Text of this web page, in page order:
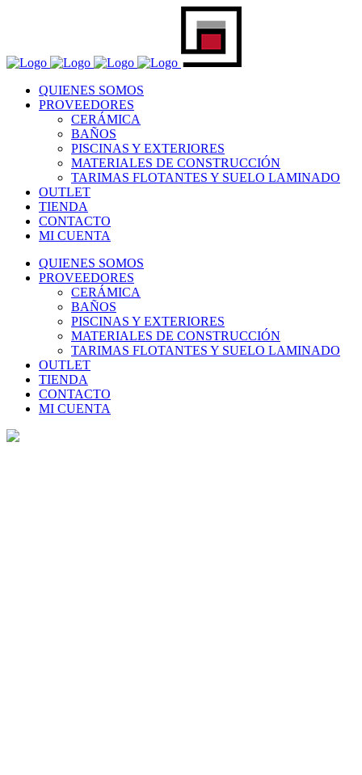
QUIENES SOMOS
PROVEEDORES
CERÁMICA
BAÑOS
PISCINAS Y EXTERIORES
MATERIALES DE CONSTRUCCIÓN
TARIMAS FLOTANTES Y SUELO LAMINADO
OUTLET
TIENDA
CONTACTO
MI CUENTA
QUIENES SOMOS
PROVEEDORES
CERÁMICA
BAÑOS
PISCINAS Y EXTERIORES
MATERIALES DE CONSTRUCCIÓN
TARIMAS FLOTANTES Y SUELO LAMINADO
OUTLET
TIENDA
CONTACTO
MI CUENTA